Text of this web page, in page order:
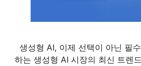
생성형 AI, 이제 선택이 아닌 필
하는 생성형 AI 시장의 최신 트렌